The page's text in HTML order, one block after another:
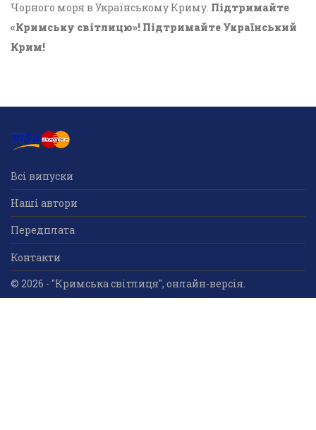
Чорного моря в Українському Криму. Підтримайте
«Кримську світлицю»! Підтримайте Український
Крим!
Всі випуски
Наші автори
Передплата
Контакти
© 2026 - "Кримська світлиця", онлайн-версія.